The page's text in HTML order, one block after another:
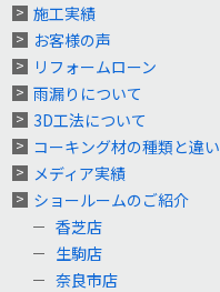
施工実績
お客様の声
リフォームローン
雨漏りについて
3D工法について
コーキング材の種類と違い
メディア実績
ショールームのご紹介
香芝店
生駒店
奈良市店